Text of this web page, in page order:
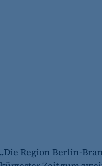
„Die Region Berlin-